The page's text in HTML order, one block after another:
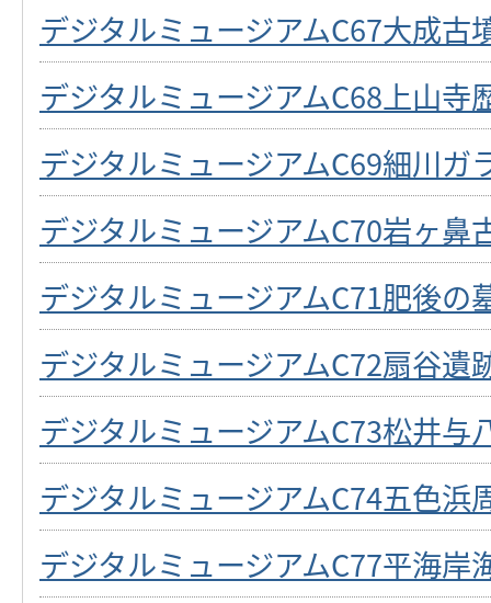
デジタルミュージアムC67大成古
デジタルミュージアムC68上山寺
デジタルミュージアムC69細川ガ
デジタルミュージアムC70岩ヶ鼻
デジタルミュージアムC71肥後の
デジタルミュージアムC72扇谷遺
デジタルミュージアムC73松井与
デジタルミュージアムC74五色浜
デジタルミュージアムC77平海岸